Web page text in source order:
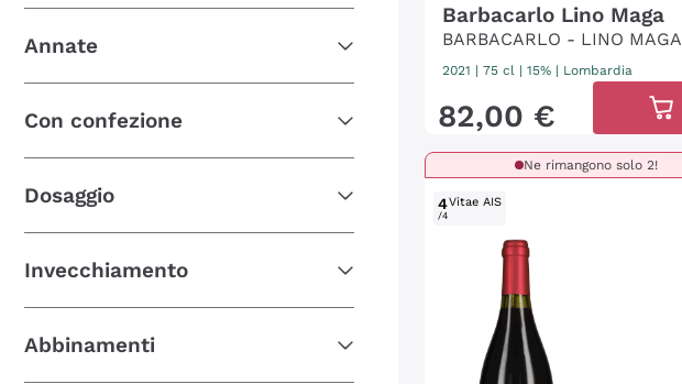
Annate
Con confezione
Dosaggio
Invecchiamento
Abbinamenti
Barbacarlo Lino Maga
BARBACARLO - LINO MAGA
2021 | 75 cl | 15% | Lombardia
82,00 €
Ne rimangono solo 2!
4
/4
Vitae AIS